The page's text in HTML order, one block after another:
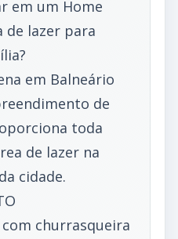
em um Home
de lazer para
em Balneário
de
toda
de lazer na
cidade.
churrasqueira